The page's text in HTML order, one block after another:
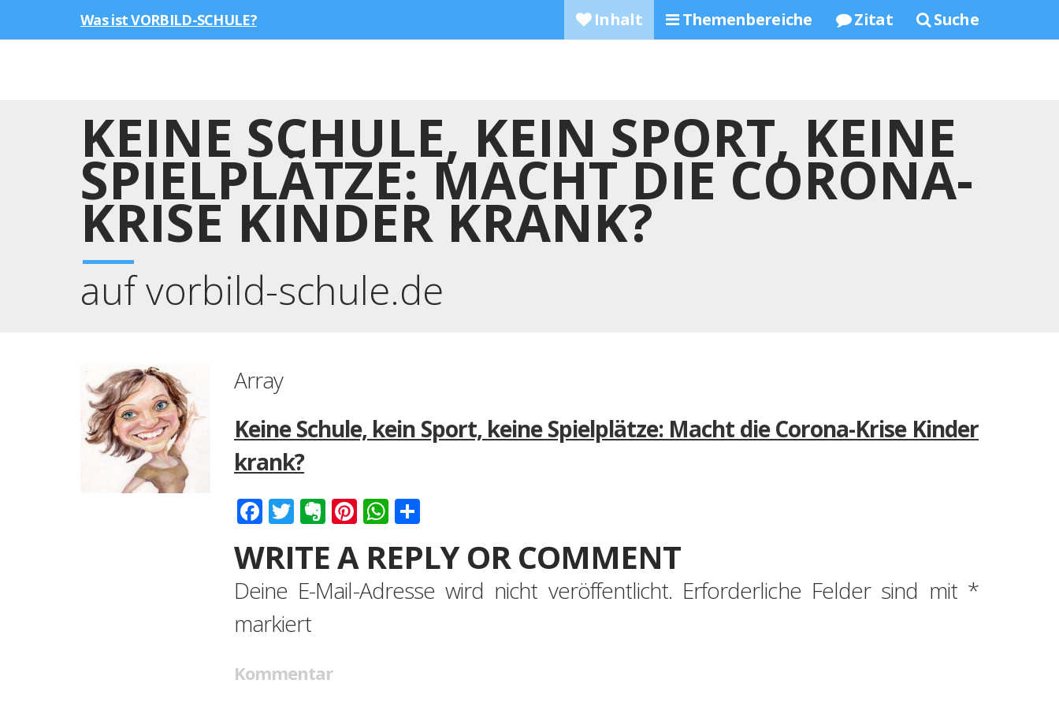
Was ist VORBILD-SCHULE? Inhalt Themenbereiche Zitat Suche
KEINE SCHULE, KEIN SPORT, KEINE
SPIELPLÄTZE: MACHT DIE CORONA-
KRISE KINDER KRANK?
auf vorbild-schule.de
Array
Keine Schule, kein Sport, keine Spielplätze: Macht die Corona-Krise Kinder
krank?
Facebook
Twitter
Evernote
Pinterest
WhatsApp
WRITE A REPLY OR COMMENT
Deine E-Mail-Adresse wird nicht veröffentlicht. Erforderliche Felder sind mit *
markiert
Kommentar